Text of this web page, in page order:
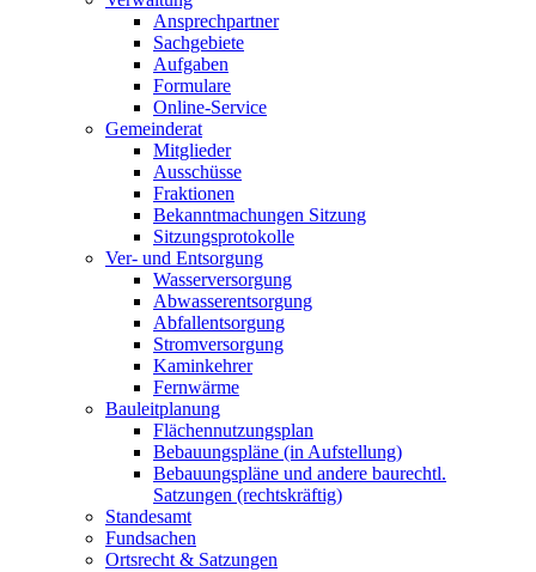
Ansprechpartner
Sachgebiete
Aufgaben
Formulare
Online-Service
Gemeinderat
Mitglieder
Ausschüsse
Fraktionen
Bekanntmachungen Sitzung
Sitzungsprotokolle
Ver- und Entsorgung
Wasserversorgung
Abwasserentsorgung
Abfallentsorgung
Stromversorgung
Kaminkehrer
Fernwärme
Bauleitplanung
Flächennutzungsplan
Bebauungspläne (in Aufstellung)
Bebauungspläne und andere baurechtl.
Satzungen (rechtskräftig)
Standesamt
Fundsachen
Ortsrecht & Satzungen